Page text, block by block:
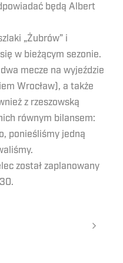
będą Albert
„Żubrów” i
w bieżącym sezonie.
mecze na wyjeździe
Wrocław), a także
z rzeszowską
równym bilansem:
ponieśliśmy jedną
został zaplanowany